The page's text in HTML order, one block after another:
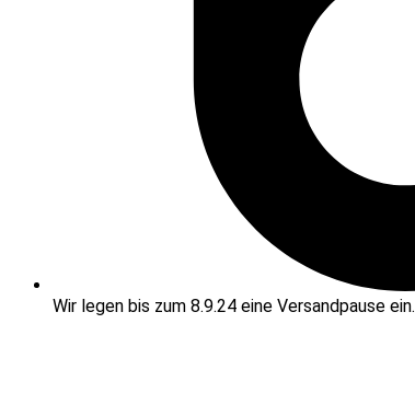
Wir legen bis zum 8.9.24 eine Versandpause ein.